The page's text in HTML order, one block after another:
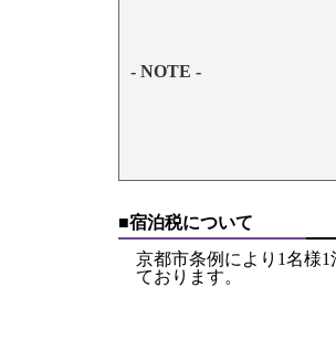
- NOTE -
■宿泊税について
京都市条例により1名様1
ております。